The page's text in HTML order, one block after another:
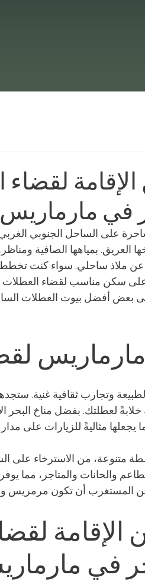
مارماريس
على الساحل الجنوبي الغربي
العريق. بمياهها الصافية
عن ملاذ ساحلي. سواء كنت تخطط
على سكن مناسب لقضاء
بعض أفضل بيوت العطلات
مارماريس
وتجارب ثقافية غنية.
لعطلتك. بفضل مناخ البحر
يجعلها مثاليةً للزيارات على مدار
متنوعة، من الاسترخاء على
والحانات والمتاجر، مما
من المستغرب أن تكون مرمريس
الإقامة
في